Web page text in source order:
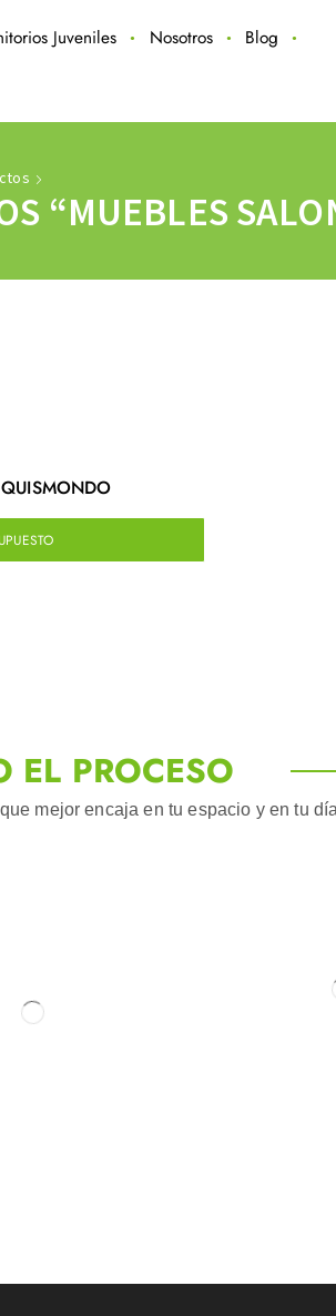
Juveniles Nosotros
Blog
“MUEBLES
PROCESO
mejor encaja en tu espacio y en tu